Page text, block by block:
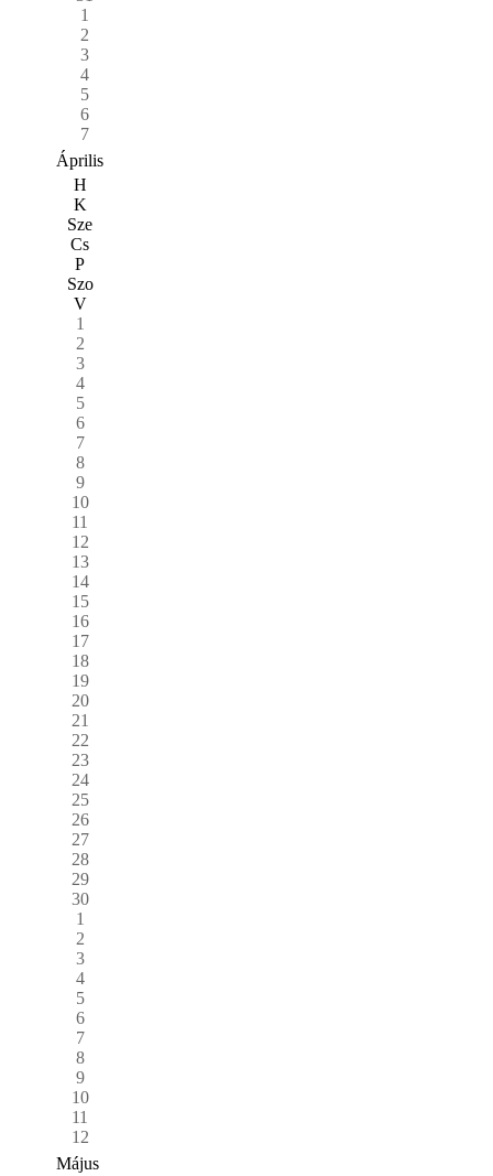
1
2
3
4
5
6
7
Április
H
K
Sze
Cs
P
Szo
V
1
2
3
4
5
6
7
8
9
10
11
12
13
14
15
16
17
18
19
20
21
22
23
24
25
26
27
28
29
30
1
2
3
4
5
6
7
8
9
10
11
12
Május